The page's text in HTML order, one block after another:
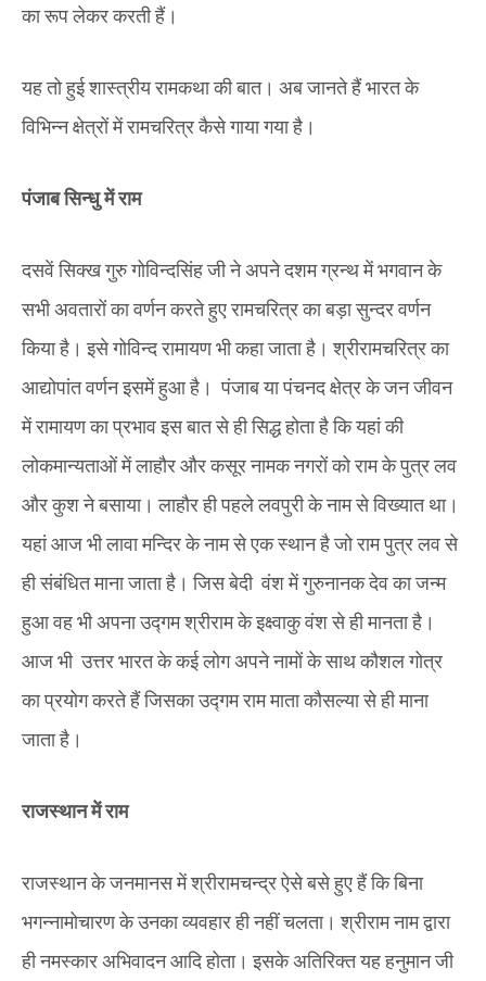
का रूप लेकर करती हैं।
यह तो हुई शास्त्रीय रामकथा की बात। अब जानते हैं भारत के
विभिन्न क्षेत्रों में रामचरित्र कैसे गाया गया है।
पंजाब सिन्धु में राम
दसवें सिक्ख गुरु गोविन्दसिंह जी ने अपने दशम ग्रन्थ में भगवान के
सभी अवतारों का वर्णन करते हुए रामचरित्र का बड़ा सुन्दर वर्णन
किया है। इसे गोविन्द रामायण भी कहा जाता है। श्रीरामचरित्र का
आद्योपांत वर्णन इसमें हुआ है। पंजाब या पंचनद क्षेत्र के जन जीवन
में रामायण का प्रभाव इस बात से ही सिद्ध होता है कि यहां की
लोकमान्यताओं में लाहौर और कसूर नामक नगरों को राम के पुत्र लव
और कुश ने बसाया। लाहौर ही पहले लवपुरी के नाम से विख्यात था।
यहां आज भी लावा मन्दिर के नाम से एक स्थान है जो राम पुत्र लव से
ही संबंधित माना जाता है। जिस बेदी वंश में गुरुनानक देव का जन्म
हुआ वह भी अपना उद्गम श्रीराम के इक्ष्वाकु वंश से ही मानता है।
आज भी उत्तर भारत के कई लोग अपने नामों के साथ कौशल गोत्र
का प्रयोग करते हैं जिसका उद्गम राम माता कौसल्या से ही माना
जाता है।
राजस्थान में राम
राजस्थान के जनमानस में श्रीरामचन्द्र ऐसे बसे हुए हैं कि बिना
भगन्नामोचारण के उनका व्यवहार ही नहीं चलता। श्रीराम नाम द्वारा
ही नमस्कार अभिवादन आदि होता। इसके अतिरिक्त यह हनुमान जी